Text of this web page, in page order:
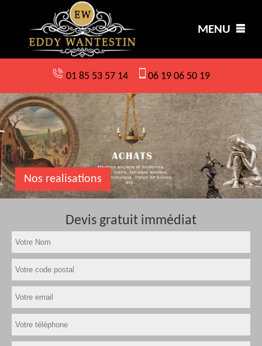
MENU
01 85 53 57 14 06 19 06 50 19
Nos realisations
Devis gratuit immédiat